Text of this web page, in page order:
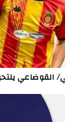
القوضاعي